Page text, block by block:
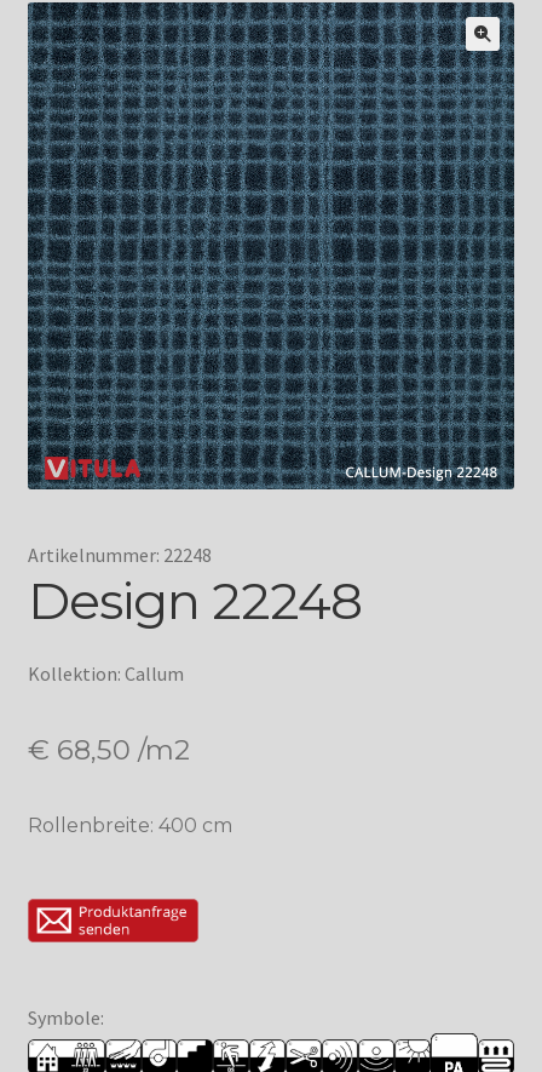
Artikelnummer: 22248
Design 22248
Kollektion: Callum
€ 68,50 /m2
Rollenbreite: 400 cm
Symbole: